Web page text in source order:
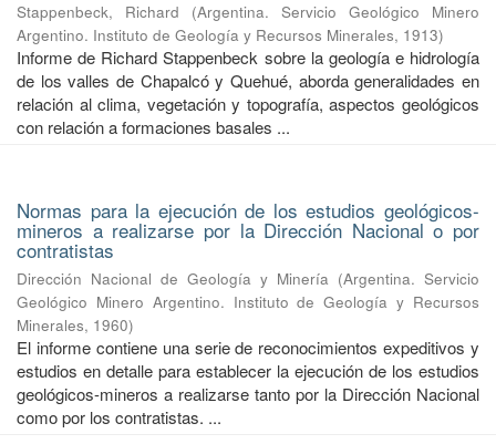
Stappenbeck, Richard (Argentina. Servicio Geológico Minero
Argentino. Instituto de Geología y Recursos Minerales, 1913)
Informe de Richard Stappenbeck sobre la geología e hidrología
de los valles de Chapalcó y Quehué, aborda generalidades en
relación al clima, vegetación y topografía, aspectos geológicos
con relación a formaciones basales ...
Normas para la ejecución de los estudios geológicos-
mineros a realizarse por la Dirección Nacional o por
contratistas
Dirección Nacional de Geología y Minería (Argentina. Servicio
Geológico Minero Argentino. Instituto de Geología y Recursos
Minerales, 1960)
El informe contiene una serie de reconocimientos expeditivos y
estudios en detalle para establecer la ejecución de los estudios
geológicos-mineros a realizarse tanto por la Dirección Nacional
como por los contratistas. ...